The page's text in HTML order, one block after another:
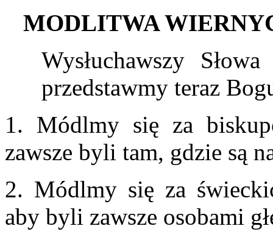
MODLITWA
Wysłuchawszy
przedstawmy teraz
1. Módlmy się za
zawsze byli tam, gdzie są
2. Módlmy się za
aby byli zawsze osobami